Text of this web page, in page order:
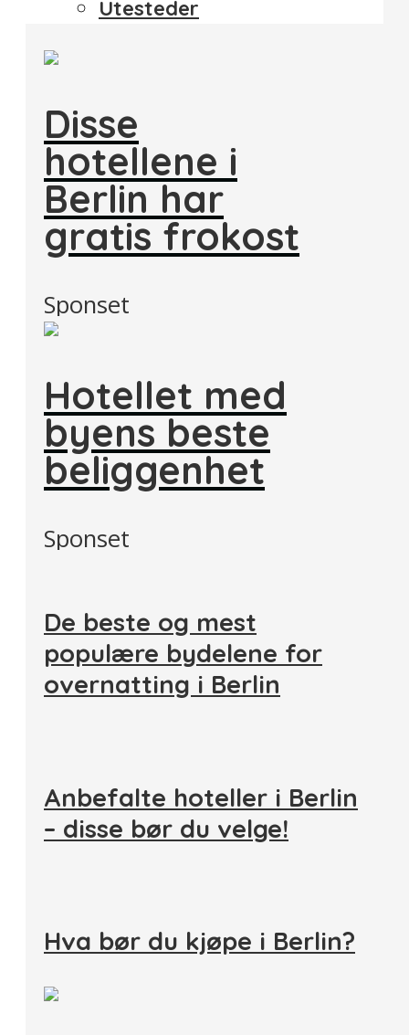
Utesteder
Disse
hotellene i
Berlin har
gratis frokost
Sponset
Hotellet med
byens beste
beliggenhet
Sponset
De beste og mest
populære bydelene for
overnatting i Berlin
Anbefalte hoteller i Berlin
– disse bør du velge!
Hva bør du kjøpe i Berlin?